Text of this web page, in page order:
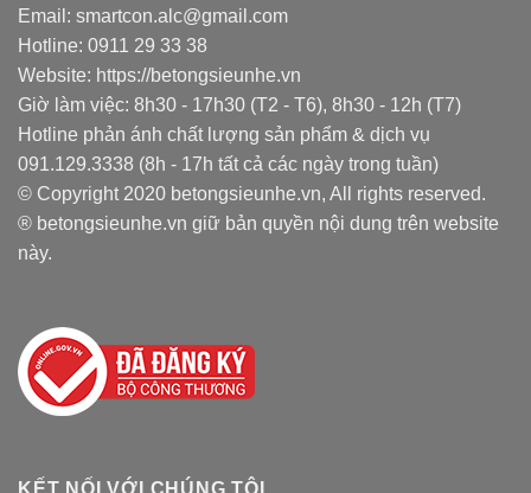
Email: smartcon.alc@gmail.com
Hotline: 0911 29 33 38
Website: https://betongsieunhe.vn
Giờ làm việc: 8h30 - 17h30 (T2 - T6), 8h30 - 12h (T7)
Hotline phản ánh chất lượng sản phẩm & dịch vụ
091.129.3338 (8h - 17h tất cả các ngày trong tuần)
© Copyright 2020 betongsieunhe.vn, All rights reserved.
® betongsieunhe.vn giữ bản quyền nội dung trên website
này.
KẾT NỐI VỚI CHÚNG TÔI